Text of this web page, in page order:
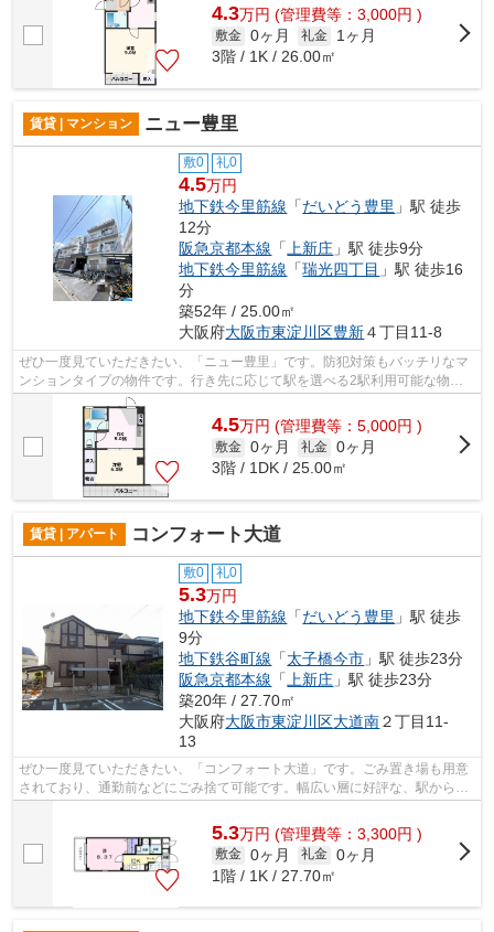
4.3万円 (管理費等：3,000円 )
敷金 0ヶ月 礼金
1ヶ月
3階 / 1K / 26.00㎡
賃貸 | マンション ニュー豊里
敷0 礼0
4.5万円
地下鉄今里筋線 「だいどう豊里 」駅 徒歩
12分
阪急京都本線 「 上新庄 」駅 徒歩9分
地下鉄今里筋線 「瑞光四丁目 」駅 徒歩16
分
築52年 / 25.00㎡
大阪府大阪市東淀川区豊新４丁目11-8
ぜひ一度見ていただきたい、「ニュー豊里」です。防犯対策もバッチリなマ
ンションタイプの物件です。行き先に応じて駅を選べる2駅利用可能な物件
です。耐震性など確かな信頼を得るのが...
4.5万円 (管理費等：5,000円 )
敷金 0ヶ月 礼金 0ヶ月
3階 / 1DK / 25.00㎡
賃貸 | アパート コンフォート大道
敷0 礼0
5.3万円
地下鉄今里筋線 「だいどう豊里 」駅 徒歩
9分
地下鉄谷町線 「太子橋今市 」駅 徒歩23分
阪急京都本線 「上新庄 」駅 徒歩23分
築20年 / 27.70㎡
大阪府大阪市東淀川区大道南２丁目11-
13
ぜひ一度見ていただきたい、「コンフォート大道」です。ごみ置き場も用意
されており、通勤前などにごみ捨て可能です。幅広い層に好評な、駅から徒
5.3万円 (管理費等：3,300円 )
敷金 0ヶ月 礼金 0ヶ月
1階 / 1K / 27.70㎡